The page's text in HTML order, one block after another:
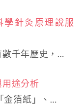
學針灸原理說服
數千年歷史，…
途分析
金箔紙」、…